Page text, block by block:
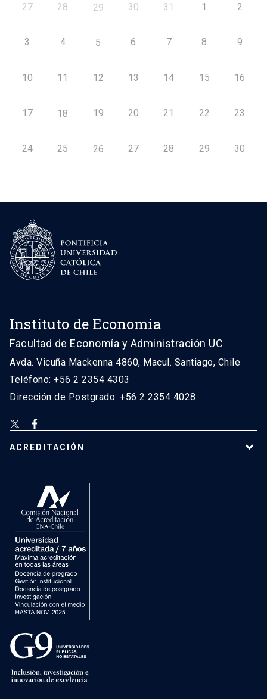
27 28 29 30 31 1 2
3 4 5 6 7 8 9
10 11 12 13 14 15 16
17 18 19 20 21 22 23
24 25 26 27 28 29 30
Instituto de Economía
Facultad de Economía y Administración UC
Avda. Vicuña Mackenna 4860, Macul. Santiago, Chile
Teléfono: +56 2 2354 4303
Dirección de Postgrado: +56 2 2354 4028
ACREDITACIÓN